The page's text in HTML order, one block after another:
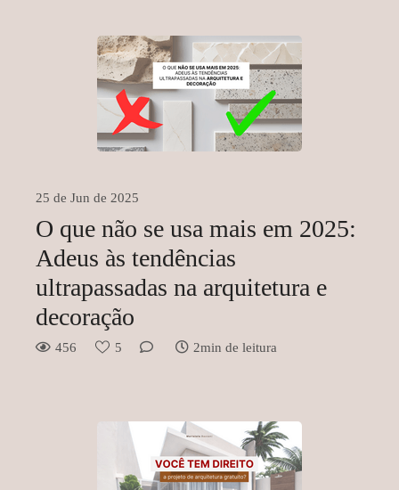
25 de Jun de 2025
O que não se usa mais em 2025:
Adeus às tendências
ultrapassadas na arquitetura e
decoração
456 5 2min de leitura